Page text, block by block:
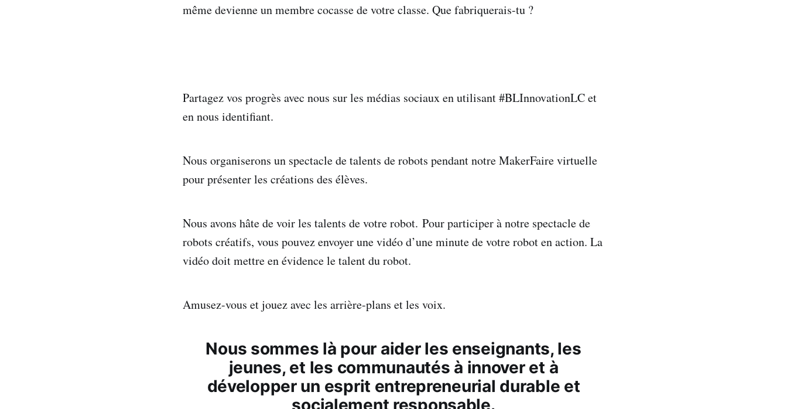
même devienne un membre cocasse de votre classe. Que fabriquerais-tu ?
Partagez vos progrès avec nous sur les médias sociaux en utilisant #BLInnovationLC et
en nous identifiant.
Nous organiserons un spectacle de talents de robots pendant notre MakerFaire virtuelle
pour présenter les créations des élèves.
Nous avons hâte de voir les talents de votre robot. Pour participer à notre spectacle de
robots créatifs, vous pouvez envoyer une vidéo d’une minute de votre robot en action. La
vidéo doit mettre en évidence le talent du robot.
Amusez-vous et jouez avec les arrière-plans et les voix.
Nous sommes là pour aider les enseignants, les
jeunes, et les communautés à innover et à
développer un esprit entrepreneurial durable et